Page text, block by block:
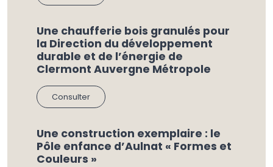
Une chaufferie bois granulés pour
la Direction du développement
durable et de l’énergie de
Clermont Auvergne Métropole
Consulter
Une construction exemplaire : le
Pôle enfance d’Aulnat « Formes et
Couleurs »